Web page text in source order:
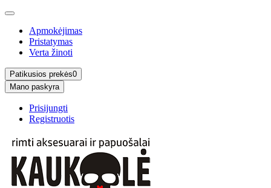
Apmokėjimas
Pristatymas
Verta žinoti
Patikusios prekės0
Mano paskyra
Prisijungti
Registruotis